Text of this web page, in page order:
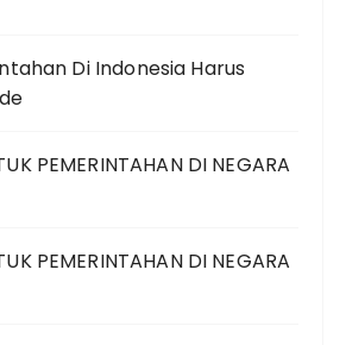
Di Indonesia Harus
PEMERINTAHAN DI NEGARA
PEMERINTAHAN DI NEGARA